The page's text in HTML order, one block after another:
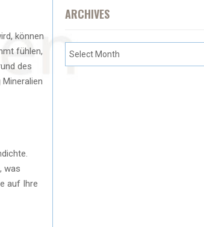
können
fühlen,
des
was
auf Ihre
ARCHIVES